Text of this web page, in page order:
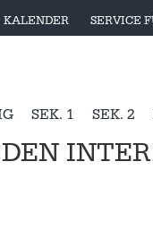
KALENDER SERVICE
SEK. 1 SEK. 2